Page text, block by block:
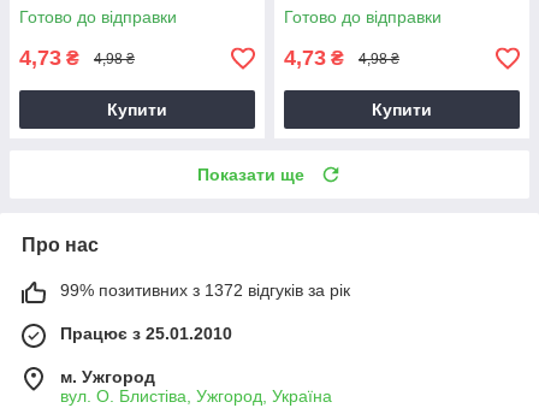
Готово до відправки
4,73 ₴ 4,98 ₴
Купити
Готово до відправки
4,73 ₴ 4,98 ₴
Купити
Показати ще
Про нас
99% позитивних з 1372 відгуків за рік
Працює з 25.01.2010
м. Ужгород
вул. О. Блистіва, Ужгород, Україна